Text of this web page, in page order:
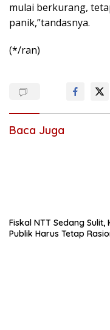
mulai berkurang,
panik,”tandasnya.
(*/ran)
Baca Juga
Fiskal NTT Sedang Sulit,
Publik Harus Tetap